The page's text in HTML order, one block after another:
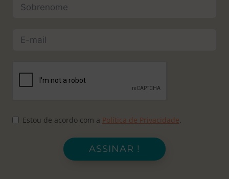
Estou de acordo com a Política de Privacidade.
ASSINAR !